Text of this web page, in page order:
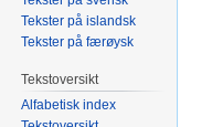
Tekster på islandsk
Tekster på færøysk
Tekstoversikt
Alfabetisk index